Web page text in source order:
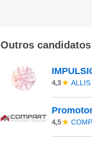
Outros
4,3 ALLIS
4,5